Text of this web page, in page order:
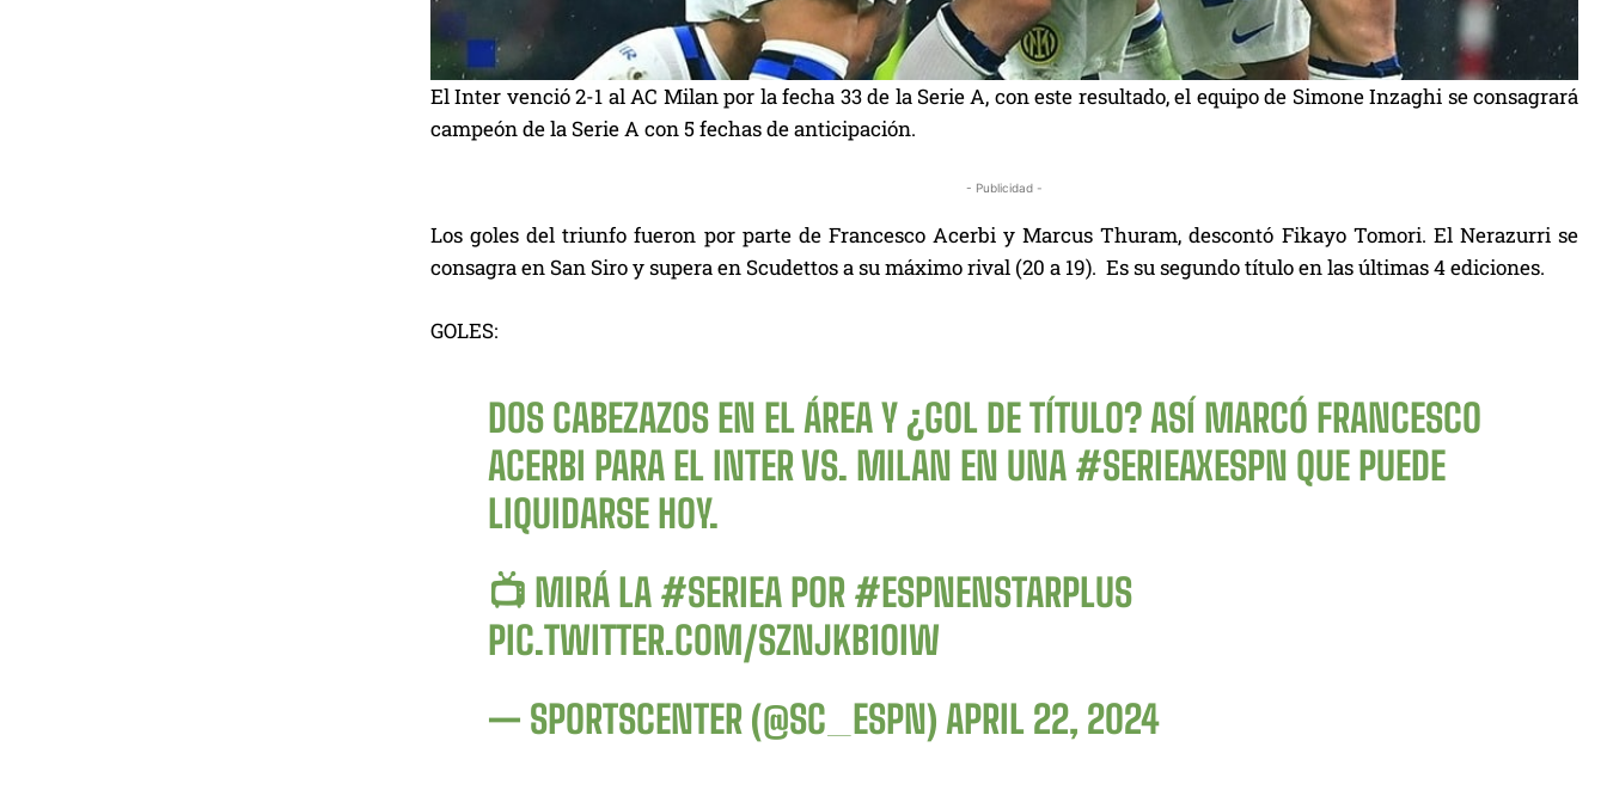
El Inter venció 2-1 al AC Milan por la fecha 33 de la Serie A, con este resultado, el equipo de Simone Inzaghi se consagrará
campeón de la Serie A con 5 fechas de anticipación.
- Publicidad -
Los goles del triunfo fueron por parte de Francesco Acerbi y Marcus Thuram, descontó Fikayo Tomori. El Nerazurri se
consagra en San Siro y supera en Scudettos a su máximo rival (20 a 19). Es su segundo título en las últimas 4 ediciones.
GOLES:
DOS CABEZAZOS EN EL ÁREA Y ¿GOL DE TÍTULO? ASÍ MARCÓ FRANCESCO
ACERBI PARA EL INTER VS. MILAN EN UNA #SERIEAXESPN QUE PUEDE
LIQUIDARSE HOY.
📺 MIRÁ LA #SERIEA POR #ESPNENSTARPLUS
PIC.TWITTER.COM/SZNJKB1OIW
— SPORTSCENTER (@SC_ESPN) APRIL 22, 2024